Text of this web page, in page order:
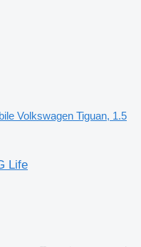
Volkswagen Tiguan, 1.5
Life